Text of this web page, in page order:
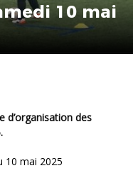
10 mai
10 mai 2025